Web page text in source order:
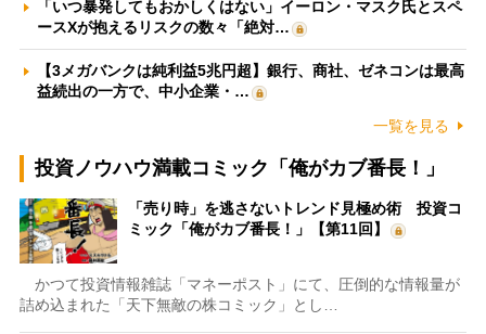
「いつ暴発してもおかしくはない」イーロン・マスク氏とスペ
ースXが抱えるリスクの数々「絶対…
【3メガバンクは純利益5兆円超】銀行、商社、ゼネコンは最高
益続出の一方で、中小企業・…
一覧を見る
投資ノウハウ満載コミック「俺がカブ番長！」
「売り時」を逃さないトレンド見極め術 投資コ
ミック「俺がカブ番長！」【第11回】
かつて投資情報雑誌「マネーポスト」にて、圧倒的な情報量が
詰め込まれた「天下無敵の株コミック」とし…